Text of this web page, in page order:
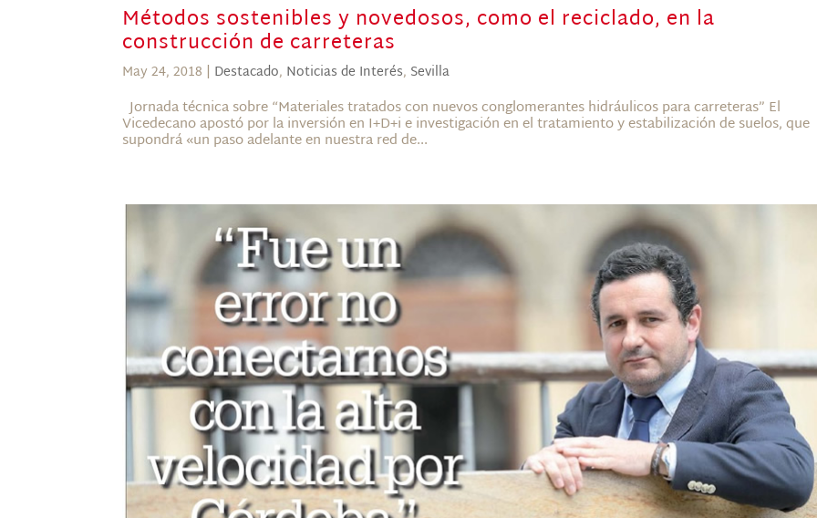
Métodos sostenibles y novedosos, como el reciclado, en la
construcción de carreteras
May 24, 2018 | Destacado, Noticias de Interés, Sevilla
Jornada técnica sobre “Materiales tratados con nuevos conglomerantes hidráulicos para carreteras” El
Vicedecano apostó por la inversión en I+D+i e investigación en el tratamiento y estabilización de suelos, que
supondrá «un paso adelante en nuestra red de...